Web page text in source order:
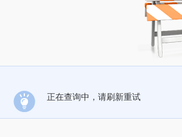
正在查询中，请刷新重试